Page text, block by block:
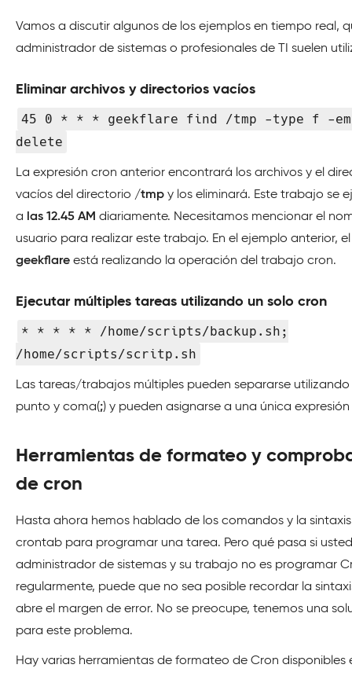
Vamos a discutir algunos de los ejemplos en tiempo real,
administrador de sistemas o profesionales de TI suelen
Eliminar archivos y directorios vacíos
45 0 * * * geekflare find /tmp -type f -
delete
La expresión cron anterior encontrará los archivos y el
vacíos del directorio /tmp y los eliminará. Este trabajo se
a las 12.45 AM diariamente. Necesitamos mencionar el
usuario para realizar este trabajo. En el ejemplo anterior,
geekflare está realizando la operación del trabajo cron.
Ejecutar múltiples tareas utilizando un solo cron
* * * * * /home/scripts/backup.sh;
/home/scripts/scritp.sh
Las tareas/trabajos múltiples pueden separarse utilizando
punto y coma(;) y pueden asignarse a una única
Herramientas de formateo y
de cron
Hasta ahora hemos hablado de los comandos y la
crontab para programar una tarea. Pero qué pasa si
administrador de sistemas y su trabajo no es programar
regularmente, puede que no sea posible recordar la
abre el margen de error. No se preocupe, tenemos una
para este problema.
Hay varias herramientas de formateo de Cron disponibles